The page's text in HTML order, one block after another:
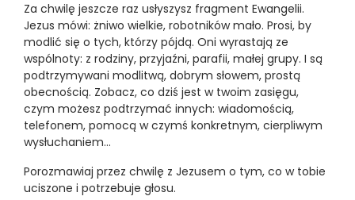
Za chwilę jeszcze raz usłyszysz fragment Ewangelii.
Jezus mówi: żniwo wielkie, robotników mało. Prosi, by
modlić się o tych, którzy pójdą. Oni wyrastają ze
wspólnoty: z rodziny, przyjaźni, parafii, małej grupy. I są
podtrzymywani modlitwą, dobrym słowem, prostą
obecnością. Zobacz, co dziś jest w twoim zasięgu,
czym możesz podtrzymać innych: wiadomością,
telefonem, pomocą w czymś konkretnym, cierpliwym
wysłuchaniem…
Porozmawiaj przez chwilę z Jezusem o tym, co w tobie
uciszone i potrzebuje głosu.